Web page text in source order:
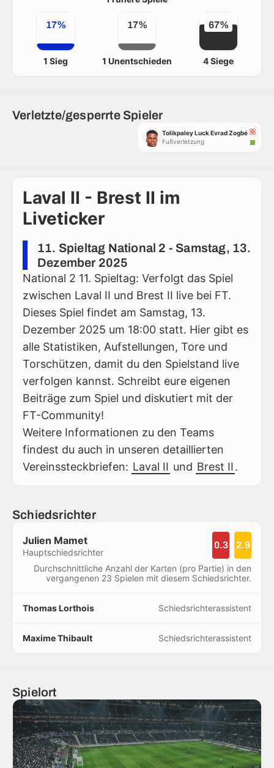
17%
1 Sieg
17%
1 Unentschieden
67%
4 Siege
Verletzte/gesperrte Spieler
Tolikpaley Luck Evrad Zogbé
Fußverletzung
Laval II - Brest II im
Liveticker
11. Spieltag National 2 - Samstag, 13.
Dezember 2025
National 2 11. Spieltag: Verfolgt das Spiel
zwischen Laval II und Brest II live bei FT.
Dieses Spiel findet am Samstag, 13.
Dezember 2025 um 18:00 statt. Hier gibt es
alle Statistiken, Aufstellungen, Tore und
Torschützen, damit du den Spielstand live
verfolgen kannst. Schreibt eure eigenen
Beiträge zum Spiel und diskutiert mit der
FT-Community!
Weitere Informationen zu den Teams
findest du auch in unseren detaillierten
Vereinssteckbriefen: Laval II und Brest II.
Schiedsrichter
Julien Mamet
Hauptschiedsrichter
0.3 2.9
Durchschnittliche Anzahl der Karten (pro Partie) in den
vergangenen 23 Spielen mit diesem Schiedsrichter.
Thomas Lorthois Schiedsrichterassistent
Maxime Thibault Schiedsrichterassistent
Spielort